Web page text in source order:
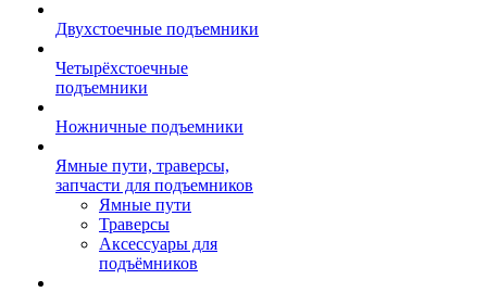
Двухстоечные подъемники
Четырёхстоечные
подъемники
Ножничные подъемники
Ямные пути, траверсы,
запчасти для подъемников
Ямные пути
Траверсы
Аксессуары для
подъёмников